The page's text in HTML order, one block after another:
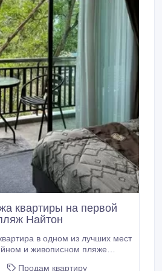
как для жизни, так и
квартиры на первой
Найтон
в одном из лучших мест
и живописном пляже
Продам квартиру